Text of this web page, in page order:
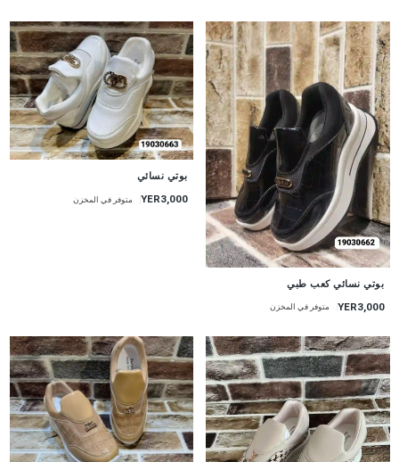
بوتي نسائي كعب طبي
YER3,000 متوفر في المخزن
بوتي نسائي
YER3,000 متوفر في المخزن